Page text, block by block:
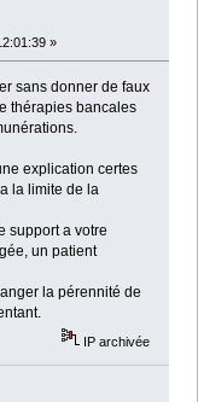
»
sans donner de faux
thérapies bancales
explication certes
la limite de la
support a votre
un patient
la pérennité de
IP archivée